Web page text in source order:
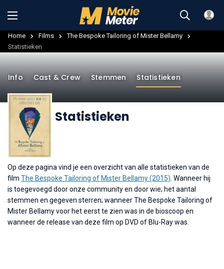
Home Films
The Bespoke Tailoring of Mister Bellamy
Statistieken
Statistieken
Info Cast & Crew Stemmen Statistieken
Op deze pagina vind je een overzicht van alle statistieken van de
film The Bespoke Tailoring of Mister Bellamy (2015) . Wanneer hij
is toegevoegd door onze community en door wie; het aantal
stemmen en gegeven sterren; wanneer The Bespoke Tailoring of
Mister Bellamy voor het eerst te zien was in de bioscoop en
wanneer de release van deze film op DVD of Blu-Ray was.